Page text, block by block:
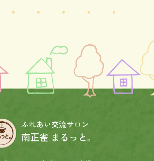
ふれあい交流サロン
南正雀 まるっと。